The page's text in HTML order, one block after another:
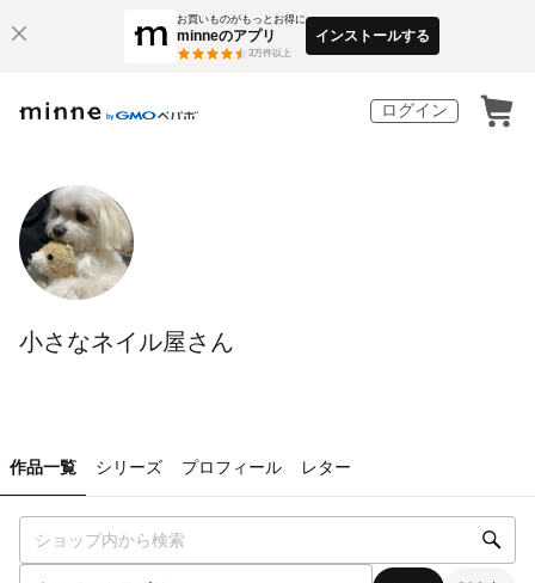
お買いものがもっとお得に
minneのアプリ
3万件以上
インストールする
ログイン
小さなネイル屋さん
作品一覧 シリーズ プロフィール レター